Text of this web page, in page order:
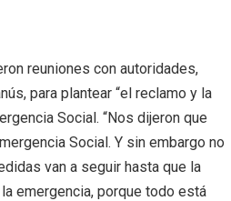
reuniones con autoridades,
para plantear “el reclamo y la
Social. “Nos dijeron que
Social. Y sin embargo no
van a seguir hasta que la
emergencia, porque todo está